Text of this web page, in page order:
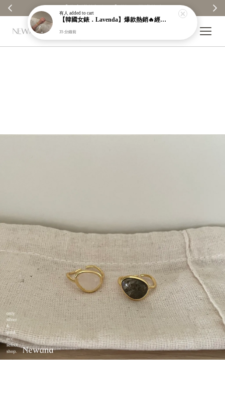
有人 added to cart
【韓國女錶．Lavenda】爆款熱銷🔥經典之作老錢風編織紋理奢華金錶【nk64】
35 分鐘前